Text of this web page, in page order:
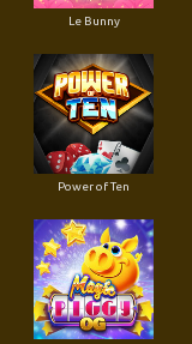
Le Bunny
Power of Ten